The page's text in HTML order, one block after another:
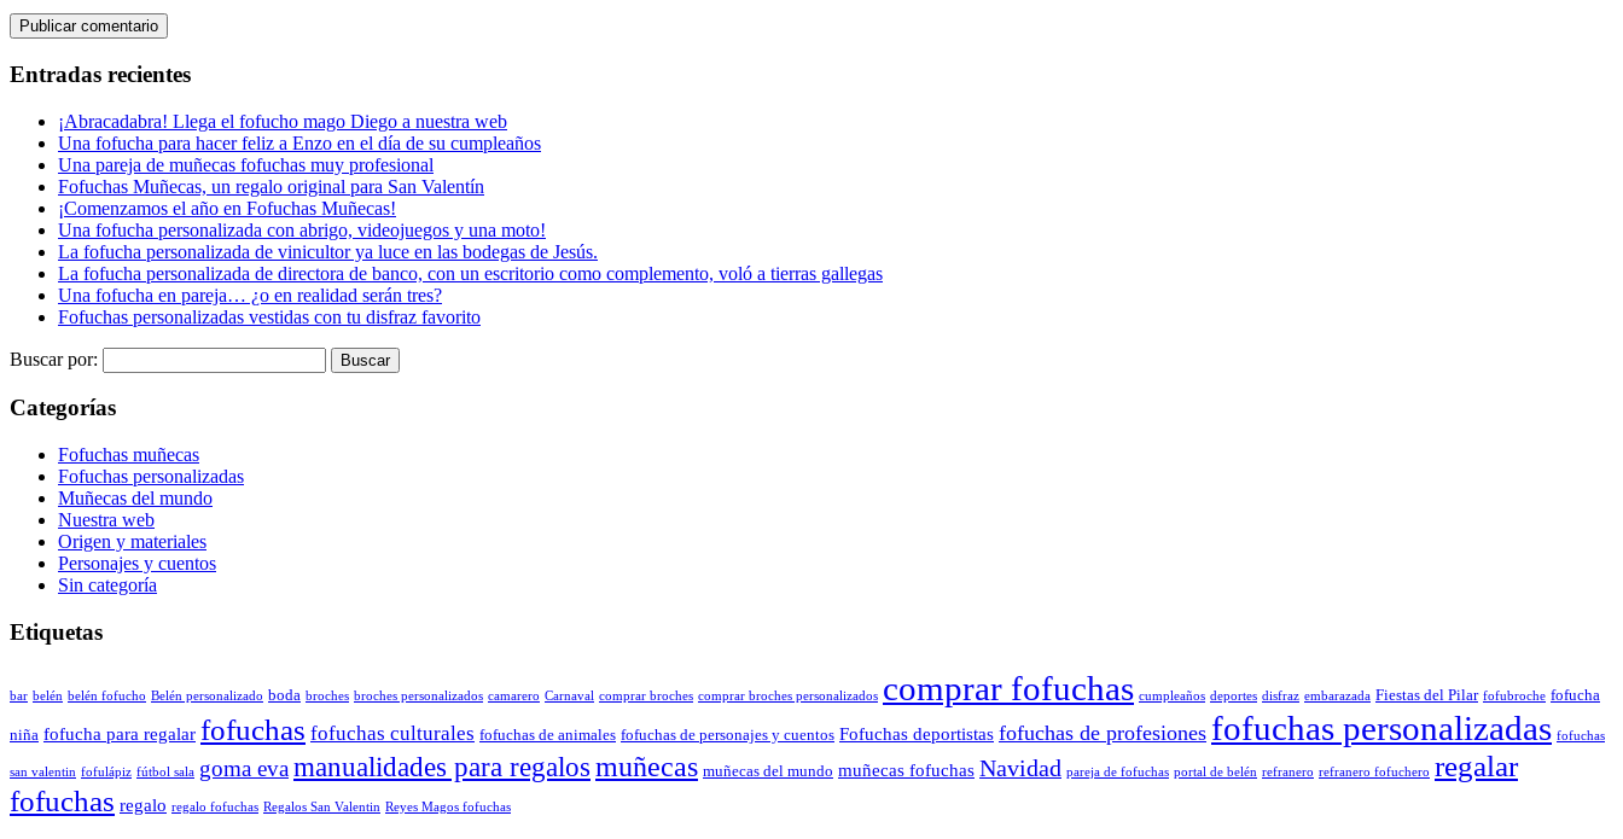
Entradas recientes
¡Abracadabra! Llega el fofucho mago Diego a nuestra web
Una fofucha para hacer feliz a Enzo en el día de su cumpleaños
Una pareja de muñecas fofuchas muy profesional
Fofuchas Muñecas, un regalo original para San Valentín
¡Comenzamos el año en Fofuchas Muñecas!
Una fofucha personalizada con abrigo, videojuegos y una moto!
La fofucha personalizada de vinicultor ya luce en las bodegas de Jesús.
La fofucha personalizada de directora de banco, con un escritorio como complemento, voló a tierras gallegas
Una fofucha en pareja… ¿o en realidad serán tres?
Fofuchas personalizadas vestidas con tu disfraz favorito
Buscar por:
Categorías
Fofuchas muñecas
Fofuchas personalizadas
Muñecas del mundo
Nuestra web
Origen y materiales
Personajes y cuentos
Sin categoría
Etiquetas
bar belén belén fofucho Belén personalizado boda broches broches personalizados camarero Carnaval comprar broches comprar broches personalizados comprar fofuchas cumpleaños deportes disfraz embarazada Fiestas del Pilar fofubroche fofucha
niña fofucha para regalar fofuchas fofuchas culturales fofuchas de animales fofuchas de personajes y cuentos Fofuchas deportistas fofuchas de profesiones fofuchas personalizadas fofuchas
san valentin fofulápiz fútbol sala goma evamanualidades para regalos muñecas muñecas del mundo muñecas fofuchas Navidad pareja de fofuchas portal de belén refranero refranero fofuchero regalar
fofuchas regalo regalo fofuchas Regalos San Valentin Reyes Magos fofuchas